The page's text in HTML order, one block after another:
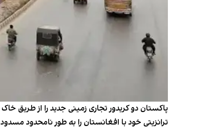
پاکستان دو کریدور تجاری زمینی جدید را از طریق
ترانزیتی خود با افغانستان را به طور نامحدود